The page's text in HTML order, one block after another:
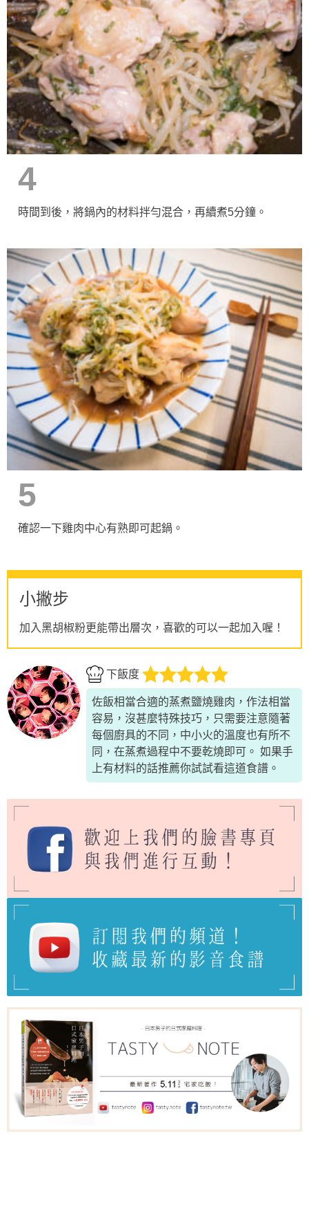
4
時間到後，將鍋內的材料拌勻混合，再續煮5分鐘。
5
確認一下雞肉中心有熟即可起鍋。
小撇步
加入黑胡椒粉更能帶出層次，喜歡的可以一起加入喔！
下飯度
佐飯相當合適的蒸煮鹽燒雞肉，作法相當
容易，沒甚麼特殊技巧，只需要注意隨著
每個廚具的不同，中小火的溫度也有所不
同，在蒸煮過程中不要乾燒即可。 如果手
上有材料的話推薦你試試看這道食譜。